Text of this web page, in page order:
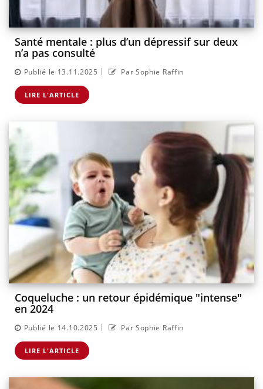
Santé mentale : plus d’un dépressif sur deux
n’a pas consulté
Publié le 13.11.2025 | Par Sophie Raffin
LIRE L'ARTICLE
Coqueluche : un retour épidémique "intense"
en 2024
Publié le 14.10.2025 | Par Sophie Raffin
LIRE L'ARTICLE